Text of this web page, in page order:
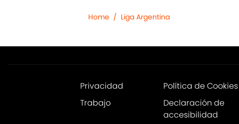
Home / Liga Argentina
Privacidad Política de Cookies
Trabajo
Declaración de
accesibilidad